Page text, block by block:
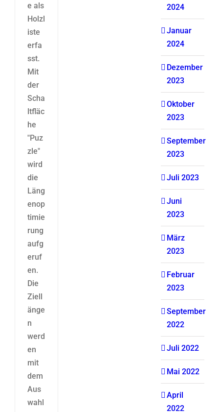
e als
Holzl
iste
erfa
sst.
Mit
der
Scha
ltfläc
he
"Puz
zle"
wird
die
Läng
enop
timie
rung
aufg
eruf
en.
Die
Ziell
änge
n
werd
en
mit
dem
Aus
wahl
2024
Januar
2024
Dezember
2023
Oktober
2023
September
2023
Juli 2023
Juni
2023
März
2023
Februar
2023
September
2022
Juli 2022
Mai 2022
April
2022